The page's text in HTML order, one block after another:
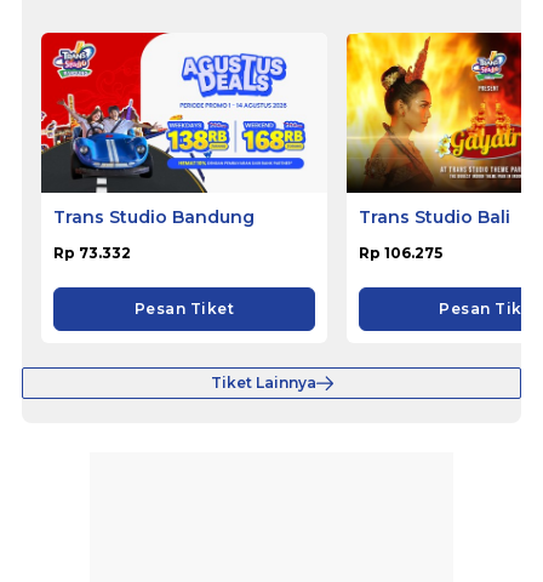
Trans Studio Bandung
Rp 73.332
Pesan Tiket
Trans Studio Bali
Rp 106.275
Pesan Tiket
Tiket Lainnya